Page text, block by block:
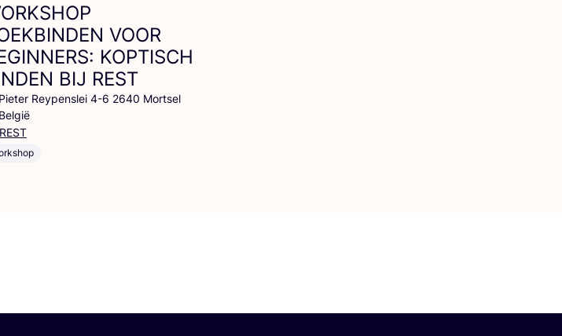
VOOR
: KOPTISCH
BIJ REST
Pieter Reypenslei 4-6 2640 Mortsel
België
REST